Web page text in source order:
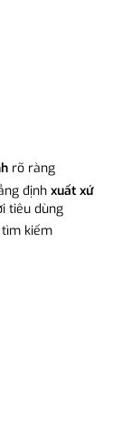
rõ ràng
định xuất xứ
tiêu dùng
kiếm